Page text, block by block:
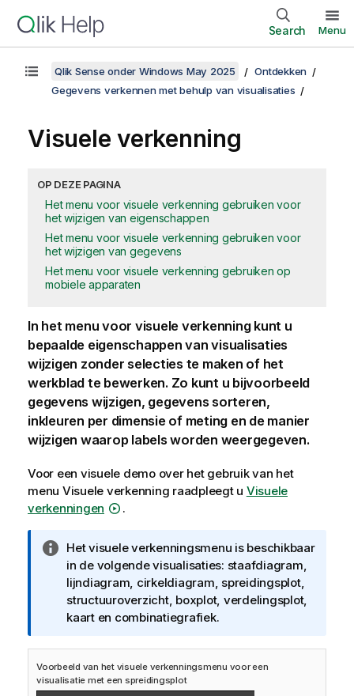
Search Menu
Qlik Sense onder Windows May 2025
Ontdekken
Gegevens verkennen met behulp van visualisaties
Visuele verkenning
OP DEZE PAGINA
Het menu voor visuele verkenning gebruiken voor
het wijzigen van eigenschappen
Het menu voor visuele verkenning gebruiken voor
het wijzigen van gegevens
Het menu voor visuele verkenning gebruiken op
mobiele apparaten
In het menu voor visuele verkenning kunt u
bepaalde eigenschappen van visualisaties
wijzigen zonder selecties te maken of het
werkblad te bewerken. Zo kunt u bijvoorbeeld
gegevens wijzigen, gegevens sorteren,
inkleuren per dimensie of meting en de manier
wijzigen waarop labels worden weergegeven.
Voor een visuele demo over het gebruik van het
menu Visuele verkenning raadpleegt u Visuele
verkenningen
.
I
n
f
o
r
a
t
i
Het visuele verkenningsmenu is beschikbaar
in de volgende visualisaties: staafdiagram,
lijndiagram, cirkeldiagram, spreidingsplot,
structuuroverzicht, boxplot, verdelingsplot,
kaart en combinatiegrafiek.
Voorbeeld van het visuele verkenningsmenu voor een
visualisatie met een spreidingsplot